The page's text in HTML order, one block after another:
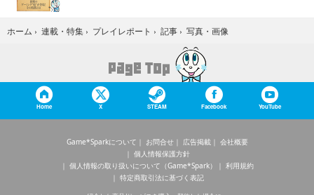
ホーム › 連載・特集 › プレイレポート › 記事 › 写真・画像
Home X STEAM Facebook YouTube
Game*Sparkについて お問合せ 広告掲載
会社概要
個人情報保護方針
個人情報の取り扱いについて（Game*Spark）
利用規約
特定商取引法に基づく表記